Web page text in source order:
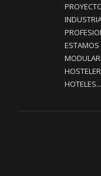
ESTAMOS
HOTELES...